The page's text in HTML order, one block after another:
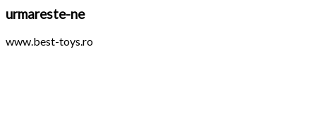
urmareste-ne
www.best-toys.ro